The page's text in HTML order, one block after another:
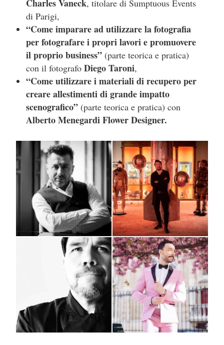
Charles Vaneck, titolare di Sumptuous Events
di Parigi,
“Come imparare ad utilizzare la fotografia
per fotografare i propri lavori e promuovere
il proprio business”(parte teorica e pratica)
con il fotografo Diego Taroni,
“Come utilizzare i materiali di recupero per
creare allestimenti di grande impatto
scenografico”(parte teorica e pratica) con
Alberto Menegardi Flower Designer.